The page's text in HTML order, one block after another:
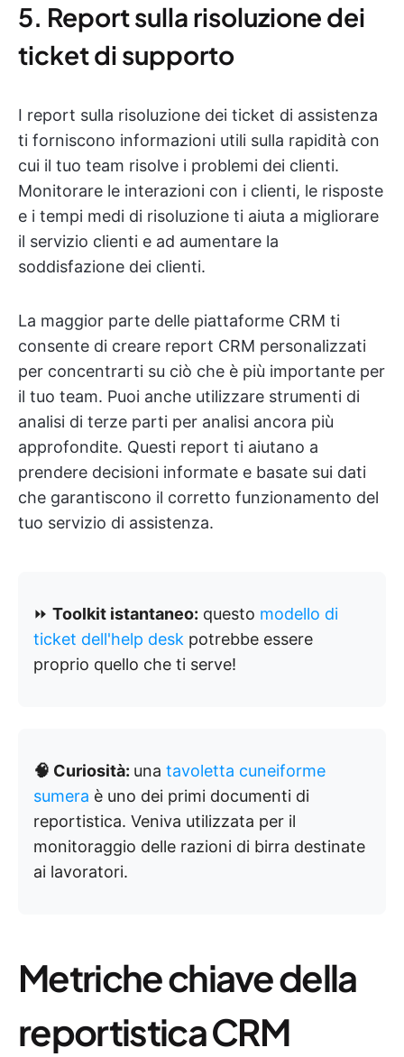
5. Report sulla risoluzione dei
ticket di supporto
I report sulla risoluzione dei ticket di assistenza
ti forniscono informazioni utili sulla rapidità con
cui il tuo team risolve i problemi dei clienti.
Monitorare le interazioni con i clienti, le risposte
e i tempi medi di risoluzione ti aiuta a migliorare
il servizio clienti e ad aumentare la
soddisfazione dei clienti.
La maggior parte delle piattaforme CRM ti
consente di creare report CRM personalizzati
per concentrarti su ciò che è più importante per
il tuo team. Puoi anche utilizzare strumenti di
analisi di terze parti per analisi ancora più
approfondite. Questi report ti aiutano a
prendere decisioni informate e basate sui dati
che garantiscono il corretto funzionamento del
tuo servizio di assistenza.
⏩ Toolkit istantaneo: questo modello di
ticket dell'help desk potrebbe essere
proprio quello che ti serve!
🧠 Curiosità: una tavoletta cuneiforme
sumera è uno dei primi documenti di
reportistica. Veniva utilizzata per il
monitoraggio delle razioni di birra destinate
ai lavoratori.
Metriche chiave della
reportistica CRM